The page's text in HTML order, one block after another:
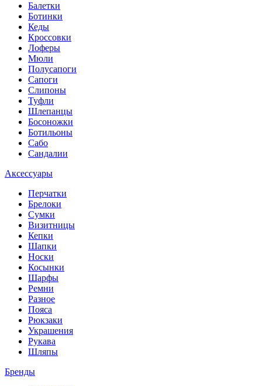
Балетки
Ботинки
Кеды
Кроссовки
Лоферы
Мюли
Полусапоги
Сапоги
Слипоны
Туфли
Шлепанцы
Босоножки
Ботильоны
Сабо
Сандалии
Аксессуары
Перчатки
Брелоки
Сумки
Визитницы
Кепки
Шапки
Носки
Косынки
Шарфы
Ремни
Разное
Пояса
Рюкзаки
Украшения
Рукава
Шляпы
Бренды